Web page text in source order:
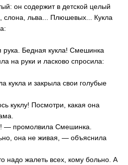
он содержит в детской целый
слона, льва... Плюшевых... Кукла
рука. Бедная кукла! Смешинка
на руки и ласково спросила:
и закрыла свои голубые
куклу! Посмотри, какая она
— промолвила Смешинка.
она не живая, — объяснила
надо жалеть всех, кому больно. А